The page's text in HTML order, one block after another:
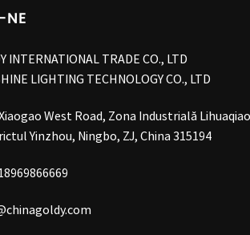
INTERNATIONAL TRADE CO., LTD
LIGHTING TECHNOLOGY CO., LTD
West Road, Zona Industrială
Yinzhou, Ningbo, ZJ, China 315194